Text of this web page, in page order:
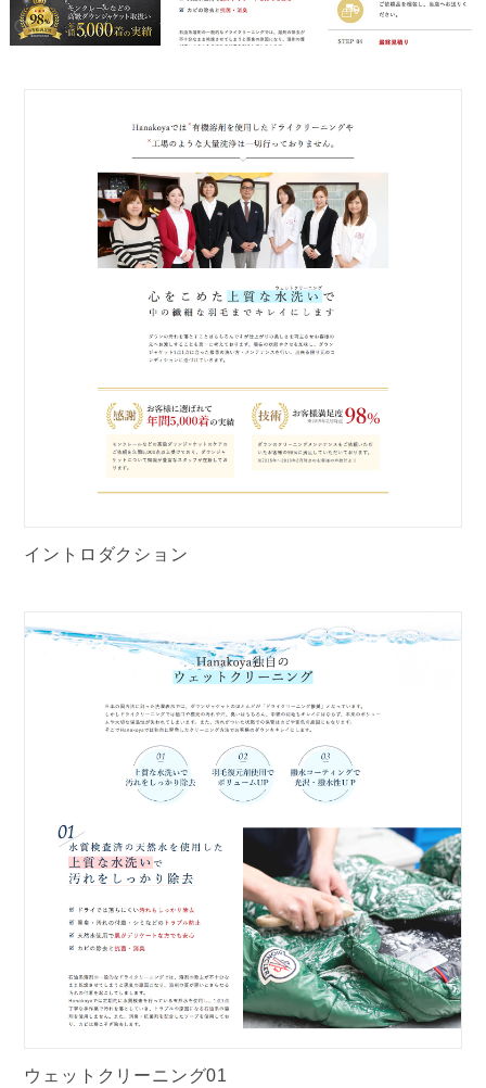
イントロダクション
ウェットクリーニング01